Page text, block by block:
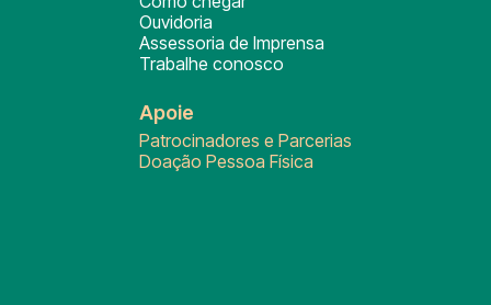
Ouvidoria
Assessoria de Imprensa
Trabalhe conosco
Apoie
Patrocinadores e Parcerias
Doação Pessoa Física